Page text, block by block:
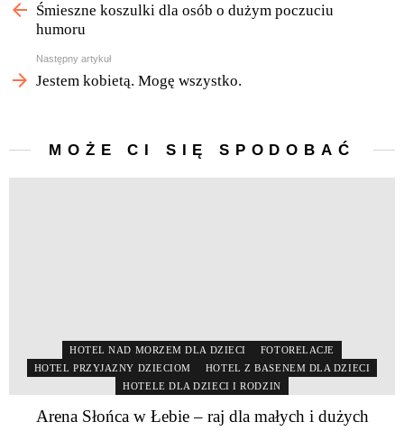
więcejŚmieszne koszulki dla osób o dużym poczuciu
humoru
Następny artykuł
Jestem kobietą. Mogę wszystko.
MOŻE CI SIĘ SPODOBAĆ
HOTEL NAD MORZEM DLA DZIECI
FOTORELACJE
HOTEL PRZYJAZNY DZIECIOM
HOTEL Z BASENEM DLA DZIECI
HOTELE DLA DZIECI I RODZIN
Arena Słońca w Łebie – raj dla małych i dużych